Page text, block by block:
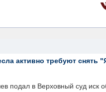
активно требуют снять
подал в Верховный суд иск